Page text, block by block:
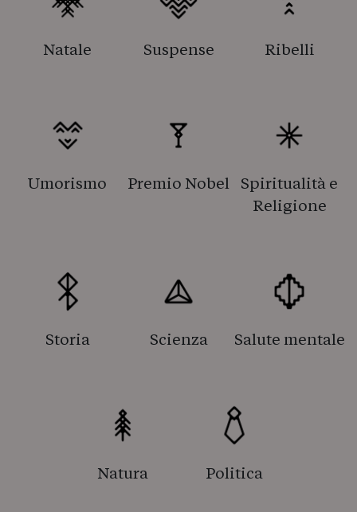
Natale Suspense Ribelli
Umorismo Premio Nobel
Spiritualità e
Religione
Storia Scienza Salute mentale
Natura Politica